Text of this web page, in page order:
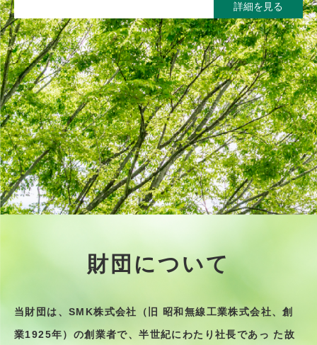
詳細を見る
財団について
当財団は、SMK株式会社（旧 昭和無線⼯業株式会社、創
業1925年）の創業者で、半世紀にわたり社⻑であっ た故